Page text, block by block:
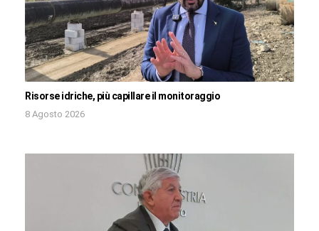
Risorse idriche, più capillare il monitoraggio
8 Agosto 2026